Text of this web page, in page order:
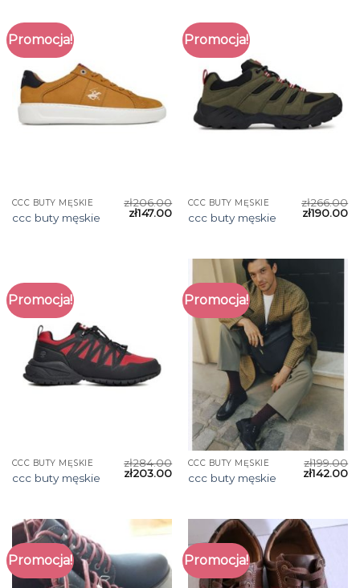
Promocja!
CCC BUTY MĘSKIE
ccc buty męskie
zł206.00
zł147.00
Promocja!
CCC BUTY MĘSKIE
ccc buty męskie
zł266.00
zł190.00
Promocja!
CCC BUTY MĘSKIE
ccc buty męskie
zł284.00
zł203.00
Promocja!
CCC BUTY MĘSKIE
ccc buty męskie
zł199.00
zł142.00
Promocja! Promocja!